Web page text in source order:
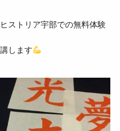
ストリア宇部での無料体験
します